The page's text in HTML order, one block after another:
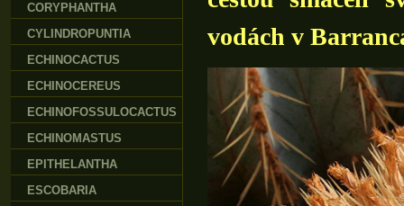
vodách v
CORYPHANTHA
CYLINDROPUNTIA
ECHINOCACTUS
ECHINOCEREUS
ECHINOFOSSULOCACTUS
ECHINOMASTUS
EPITHELANTHA
ESCOBARIA